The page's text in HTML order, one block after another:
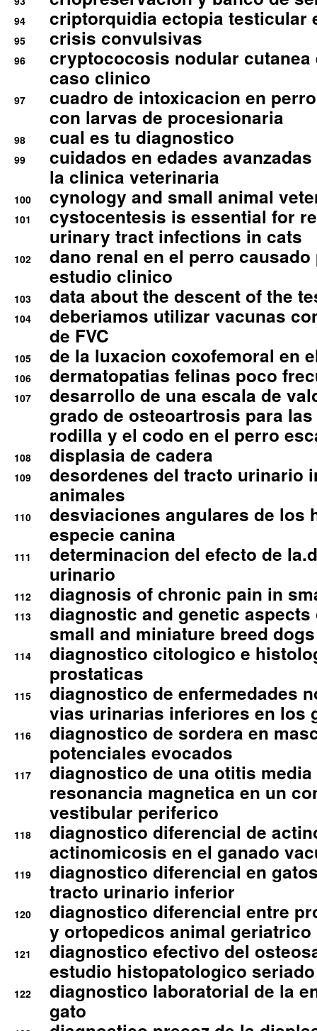
94 criptorquidia ectopia testicular
95 crisis convulsivas
96
cryptococosis nodular cutanea
caso clinico
97
cuadro de intoxicacion en
con larvas de procesionaria
98 cual es tu diagnostico
99
cuidados en edades
la clinica veterinaria
100 cynology and small animal
101
cystocentesis is essential for
urinary tract infections in cats
102
dano renal en el perro
estudio clinico
103 data about the descent of the
104
deberiamos utilizar vacunas
de FVC
105 de la luxacion coxofemoral en
106 dermatopatias felinas poco
107
desarrollo de una escala de
grado de osteoartrosis para
rodilla y el codo en el perro
108 displasia de cadera
109
desordenes del tracto urinario
animales
110
desviaciones angulares de los
especie canina
111
determinacion del efecto de
urinario
112 diagnosis of chronic pain in
113
diagnostic and genetic
small and miniature breed
114
diagnostico citologico e
prostaticas
115
diagnostico de enfermedades
vias urinarias inferiores en los
116
diagnostico de sordera en
potenciales evocados
117
diagnostico de una otitis
resonancia magnetica en un
vestibular periferico
118
diagnostico diferencial de
actinomicosis en el ganado
119
diagnostico diferencial en
tracto urinario inferior
120
diagnostico diferencial entre
y ortopedicos animal geriatrico
121
diagnostico efectivo del
estudio histopatologico seriado
122
diagnostico laboratorial de la
gato